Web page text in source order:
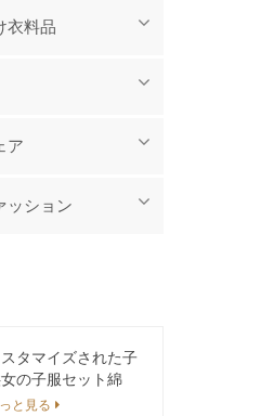
衣料品
ア
ッション
タマイズされた子
の子服セット綿
タイダイカジュ
と見る